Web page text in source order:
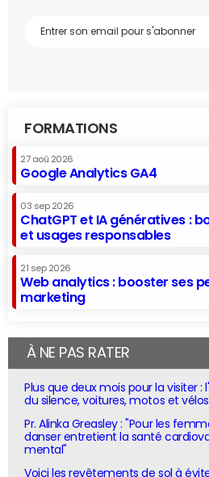
FORMATIONS
27 aoû 2026
Google Analytics GA4
03 sep 2026
ChatGPT et IA génératives :
et usages responsables
21 sep 2026
Web analytics : booster ses
marketing
À NE PAS RATER
Plus que deux mois pour la visiter :
du silence, voitures, motos et
Pr. Alinka Greasley : "Pour les
danser entretient la santé
mental"
Voici les revêtements de sol à